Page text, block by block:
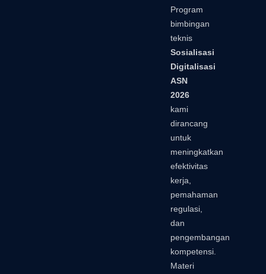
Program
bimbingan
teknis
Sosialisasi
Digitalisasi
ASN
2026
kami
dirancang
untuk
meningkatkan
efektivitas
kerja,
pemahaman
regulasi,
dan
pengembangan
kompetensi.
Materi